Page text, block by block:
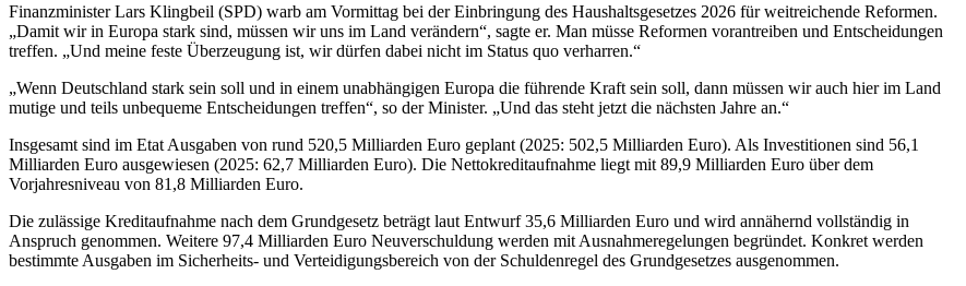
Finanzminister Lars Klingbeil (SPD) warb am Vormittag bei der Einbringung des Haushaltsgesetzes 2026 für weitreichende Reformen.
„Damit wir in Europa stark sind, müssen wir uns im Land verändern“, sagte er. Man müsse Reformen vorantreiben und Entscheidungen
treffen. „Und meine feste Überzeugung ist, wir dürfen dabei nicht im Status quo verharren.“
„Wenn Deutschland stark sein soll und in einem unabhängigen Europa die führende Kraft sein soll, dann müssen wir auch hier im Land
mutige und teils unbequeme Entscheidungen treffen“, so der Minister. „Und das steht jetzt die nächsten Jahre an.“
Insgesamt sind im Etat Ausgaben von rund 520,5 Milliarden Euro geplant (2025: 502,5 Milliarden Euro). Als Investitionen sind 56,1
Milliarden Euro ausgewiesen (2025: 62,7 Milliarden Euro). Die Nettokreditaufnahme liegt mit 89,9 Milliarden Euro über dem
Vorjahresniveau von 81,8 Milliarden Euro.
Die zulässige Kreditaufnahme nach dem Grundgesetz beträgt laut Entwurf 35,6 Milliarden Euro und wird annähernd vollständig in
Anspruch genommen. Weitere 97,4 Milliarden Euro Neuverschuldung werden mit Ausnahmeregelungen begründet. Konkret werden
bestimmte Ausgaben im Sicherheits- und Verteidigungsbereich von der Schuldenregel des Grundgesetzes ausgenommen.